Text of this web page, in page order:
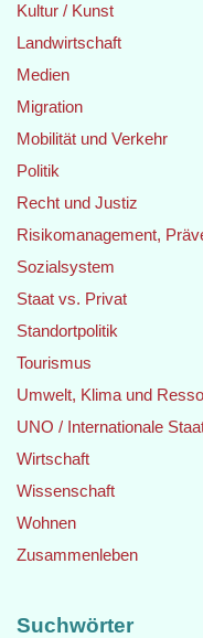
Kultur / Kunst
Landwirtschaft
Medien
Migration
Mobilität und Verkehr
Politik
Recht und Justiz
Risikomanagement,
Sozialsystem
Staat vs. Privat
Standortpolitik
Tourismus
Umwelt, Klima und
UNO / Internationale
Wirtschaft
Wissenschaft
Wohnen
Zusammenleben
Suchwörter